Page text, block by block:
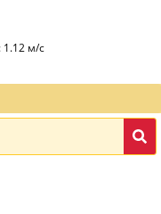
1.12 м/с